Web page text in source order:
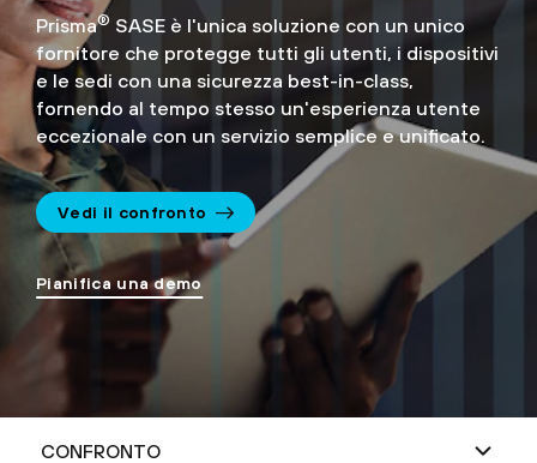
Prisma® SASE è l'unica soluzione con un unico
fornitore che protegge tutti gli utenti, i dispositivi
e le sedi con una sicurezza best-in-class,
fornendo al tempo stesso un'esperienza utente
eccezionale con un servizio semplice e unificato.
Vedi il confronto
Pianifica una demo